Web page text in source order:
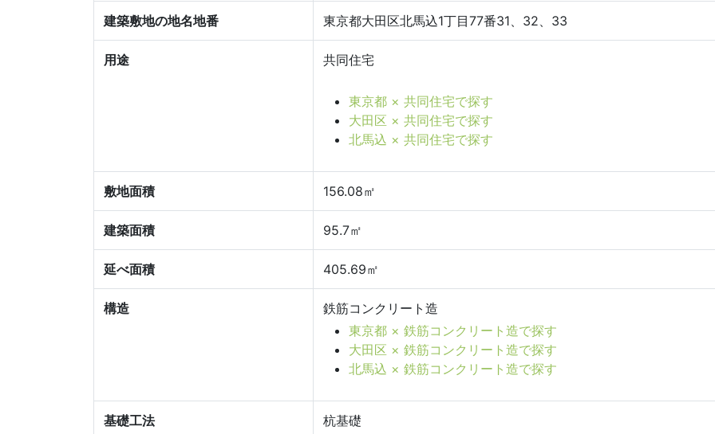
建築敷地の地名地番 東京都大田区北馬込1丁目77番31、32、33
用途 共同住宅
東京都 × 共同住宅で探す
大田区 × 共同住宅で探す
北馬込 × 共同住宅で探す
敷地面積 156.08㎡
建築面積 95.7㎡
延べ面積 405.69㎡
構造
鉄筋コンクリート造
東京都 × 鉄筋コンクリート造で探す
大田区 × 鉄筋コンクリート造で探す
北馬込 × 鉄筋コンクリート造で探す
基礎工法
杭基礎